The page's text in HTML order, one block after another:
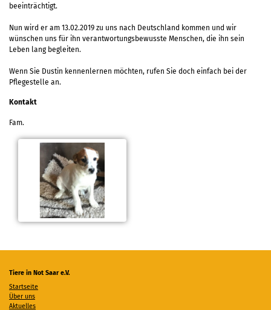
beeinträchtigt.
Nun wird er am 13.02.2019 zu uns nach Deutschland kommen und wir
wünschen uns für ihn verantwortungsbewusste Menschen, die ihn sein
Leben lang begleiten.
Wenn Sie Dustin kennenlernen möchten, rufen Sie doch einfach bei der
Pflegestelle an.
Kontakt
Fam.
Tiere in Not Saar e.V.
Startseite
Über uns
Aktuelles